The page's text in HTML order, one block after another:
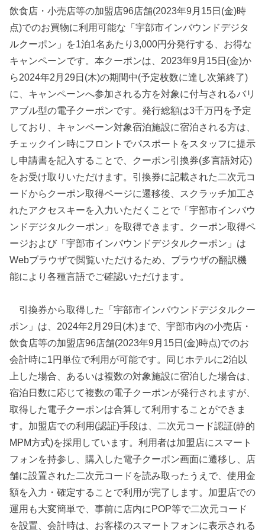
飲食店・小売店等の加盟店96店舗(2023年9月15日(金)時
点)でのお買物に利用可能な「宇部市インバウンドデジタ
ルクーポン」を1泊1名あたり3,000円分発行する、お得な
キャンペーンです。本クーポンは、2023年9月15日(金)か
ら2024年2月29日(木)の期間中(予定枚数に達し次第終了)
に、キャンペーンへ参加される方を対象に付与されるバリ
アブル型の電子クーポンです。発行総額は3千万円を予定
しており、キャンペーン対象宿泊施設に宿泊される方は、
チェックイン時にフロントでパスポートをスタッフに提示
し申請書を記入することで、クーポン引換券(多言語対応)
をお受け取りいただけます。引換券に記載された二次元コ
ードからクーポン取得ページに遷移後、スクラッチ加工さ
れたアクセスキーを入力いただくことで「宇部市インバウ
ンドデジタルクーポン」を取得できます。クーポン取得ペ
ージおよび「宇部市インバウンドデジタルクーポン」は
Webブラウザで閲覧いただけるため、ブラウザの翻訳機
能により各種言語でご確認いただけます。
引換券から取得した「宇部市インバウンドデジタルクー
ポン」は、2024年2月29日(木)まで、宇部市内の小売店・
飲食店等の加盟店96店舗(2023年9月15日(金)時点)でのお
会計時に1円単位で利用が可能です。同じホテルに2泊以
上した場合、あるいは複数の対象施設に宿泊した場合は、
宿泊日数に応じて複数の電子クーポンが発行されますが、
取得した電子クーポンは合算して利用することができま
す。加盟店での利用(認証)手段は、二次元コード認証(静的
MPM方式)を採用しています。利用者は加盟店にスマート
フォンを持参し、購入した電子クーポン画面に遷移し、店
舗に設置された二次元コードを読み取ったうえで、使用金
額を入力・確定することで利用が完了します。加盟店での
運用も大変簡単で、事前に店内にPOP等で二次元コード
を設置、会計時は、お客様のスマートフォンに表示される